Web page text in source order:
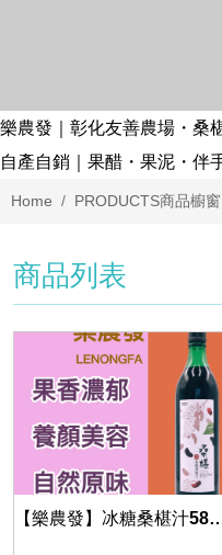
樂農發｜彰化友善農場・桑
自產自銷｜果醋・果泥・伴
Home PRODUCTS商品櫥窗
商品列表
【樂農發】冰糖桑椹汁580ml｜台灣桑椹果汁｜非濃